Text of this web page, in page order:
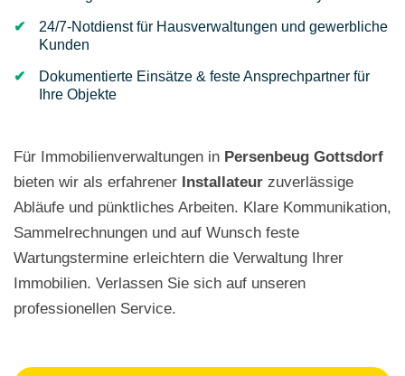
24/7-Notdienst für Hausverwaltungen und gewerbliche
Kunden
Dokumentierte Einsätze & feste Ansprechpartner für
Ihre Objekte
Für Immobilienverwaltungen in Persenbeug Gottsdorf
bieten wir als erfahrener Installateur zuverlässige
Abläufe und pünktliches Arbeiten. Klare Kommunikation,
Sammelrechnungen und auf Wunsch feste
Wartungstermine erleichtern die Verwaltung Ihrer
Immobilien. Verlassen Sie sich auf unseren
professionellen Service.